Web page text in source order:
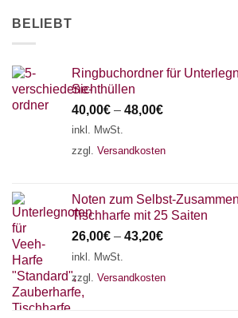
BELIEBT
Ringbuchordner für
Sichthüllen
40,00€ – 48,00€
inkl. MwSt.
zzgl. Versandkosten
Noten zum Selbst-
Tischharfe mit 25 Saiten
26,00€ – 43,20€
inkl. MwSt.
zzgl. Versandkosten